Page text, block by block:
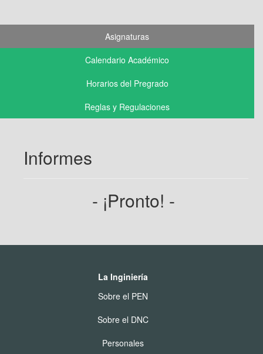
Asignaturas
Calendario Académico
Horarios del Pregrado
Reglas y Regulaciones
Informes
- ¡Pronto! -
La Inginiería
Sobre el PEN
Sobre el DNC
Personales